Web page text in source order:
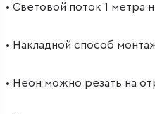
• Световой поток 1 метра
• Накладной способ
• Неон можно резать на